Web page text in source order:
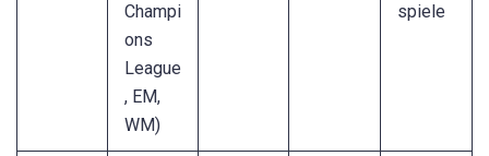
Champi
ons
League
, EM,
WM)
spiele